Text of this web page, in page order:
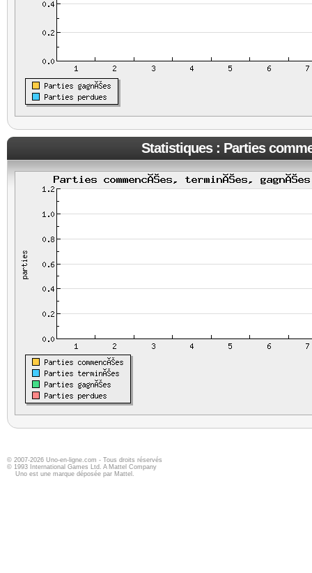
Statistiques : Parties
© 2007-2026 Uno-en-ligne.com - Tous droits réservés
© 1993 International Games Ltd. A Mattel Company
Uno est une marque déposée par Mattel.